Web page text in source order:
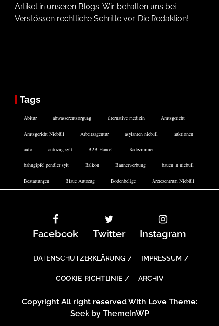
Artikel in unseren Blogs. Wir behalten uns bei
Verstössen rechtliche Schritte vor. Die Redaktion!
Tags
Abitur abwasserentsorgung alternative medizin Amtsgericht
Amtsgericht Niebüll Arbeitsagentur asylanten niebüll auktionen
auto autozug sylt B2B Handel Badezimmer
bahngipfel pendler sylt Balkon Bannerwerbung bauen in niebüll
Bestattungen Blaue Autozug Bodenbeläge Ärztezentrum Niebüll
Facebook Twitter Instagram
DATENSCHUTZERKLÄRUNG IMPRESSUM
COOKIE-RICHTLINIE ARCHIV
Copyright All right reserved With Love Theme:
Seek by ThemeInWP